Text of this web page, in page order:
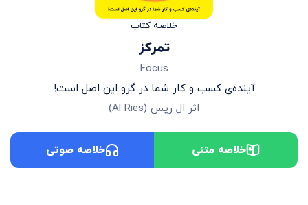
خلاصه کتاب
تمرکز
Focus
آینده‌ی کسب و کار شما در گرو این اصل است!
اثر ال ریس (
Al Ries
)
خلاصه متنی خلاصه صوتی